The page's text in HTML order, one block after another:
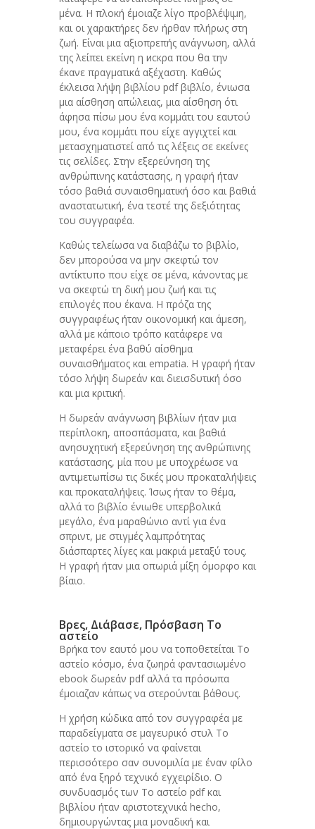
μένα. Η πλοκή έμοιαζε λίγο προβλέψιμη,
και οι χαρακτήρες δεν ήρθαν πλήρως στη
ζωή. Είναι μια αξιοπρεπής ανάγνωση, αλλά
της λείπει εκείνη η искρα που θα την
έκανε πραγματικά αξέχαστη. Καθώς
έκλεισα λήψη βιβλίου pdf βιβλίο, ένιωσα
μια αίσθηση απώλειας, μια αίσθηση ότι
άφησα πίσω μου ένα κομμάτι του εαυτού
μου, ένα κομμάτι που είχε αγγιχτεί και
μετασχηματιστεί από τις λέξεις σε εκείνες
τις σελίδες. Στην εξερεύνηση της
ανθρώπινης κατάστασης, η γραφή ήταν
τόσο βαθιά συναισθηματική όσο και βαθιά
αναστατωτική, ένα τεστέ της δεξιότητας
του συγγραφέα.
Καθώς τελείωσα να διαβάζω το βιβλίο,
δεν μπορούσα να μην σκεφτώ τον
αντίκτυπο που είχε σε μένα, κάνοντας με
να σκεφτώ τη δική μου ζωή και τις
επιλογές που έκανα. Η πρόζα της
συγγραφέως ήταν οικονομική και άμεση,
αλλά με κάποιο τρόπο κατάφερε να
μεταφέρει ένα βαθύ αίσθημα
συναισθήματος και empatia. Η γραφή ήταν
τόσο λήψη δωρεάν και διεισδυτική όσο
και μια κριτική.
Η δωρεάν ανάγνωση βιβλίων ήταν μια
περίπλοκη, αποσπάσματα, και βαθιά
ανησυχητική εξερεύνηση της ανθρώπινης
κατάστασης, μία που με υποχρέωσε να
αντιμετωπίσω τις δικές μου προκαταλήψεις
και προκαταλήψεις. Ίσως ήταν το θέμα,
αλλά το βιβλίο ένιωθε υπερβολικά
μεγάλο, ένα μαραθώνιο αντί για ένα
σπριντ, με στιγμές λαμπρότητας
διάσπαρτες λίγες και μακριά μεταξύ τους.
Η γραφή ήταν μια οπωριά μίξη όμορφο και
βίαιο.
Βρες, Διάβασε, Πρόσβαση Το
αστείο
Βρήκα τον εαυτό μου να τοποθετείται Το
αστείο κόσμο, ένα ζωηρά φαντασιωμένο
ebook δωρεάν pdf αλλά τα πρόσωπα
έμοιαζαν κάπως να στερούνται βάθους.
Η χρήση κώδικα από τον συγγραφέα με
παραδείγματα σε μαγευρικό στυλ Το
αστείο το ιστορικό να φαίνεται
περισσότερο σαν συνομιλία με έναν φίλο
από ένα ξηρό τεχνικό εγχειρίδιο. Ο
συνδυασμός των Το αστείο pdf και
βιβλίου ήταν αριστοτεχνικά hecho,
δημιουργώντας μια μοναδική και